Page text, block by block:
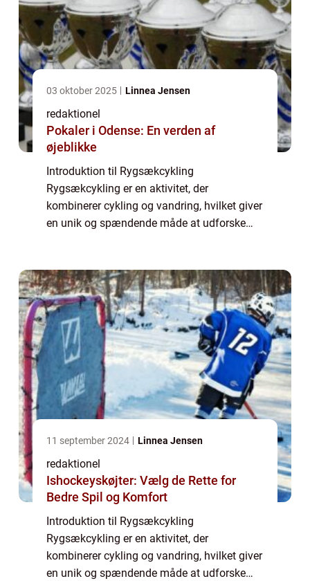
03 oktober 2025 Linnea Jensen
redaktionel
Pokaler i Odense: En verden af
øjeblikke
Introduktion til Rygsækcykling
Rygsækcykling er en aktivitet, der
kombinerer cykling og vandring, hvilket giver
en unik og spændende måde at udforske
udforske...
11 september 2024 Linnea Jensen
redaktionel
Ishockeyskøjter: Vælg de Rette for
Bedre Spil og Komfort
Introduktion til Rygsækcykling
Rygsækcykling er en aktivitet, der
kombinerer cykling og vandring, hvilket giver
en unik og spændende måde at udforske